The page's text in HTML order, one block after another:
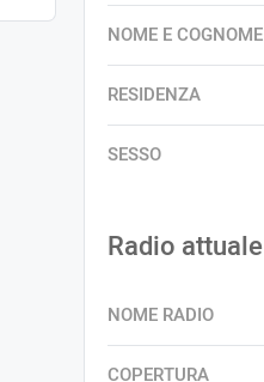
NOME E COGNOME
RESIDENZA
SESSO
Radio attuale
NOME RADIO
COPERTURA